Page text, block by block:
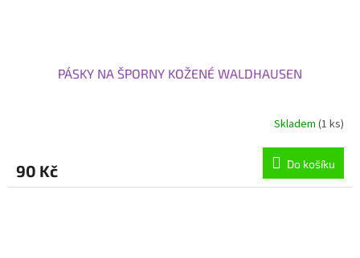
PÁSKY NA ŠPORNY KOŽENÉ WALDHAUSEN
Skladem (1 ks)
90 Kč Do košíku